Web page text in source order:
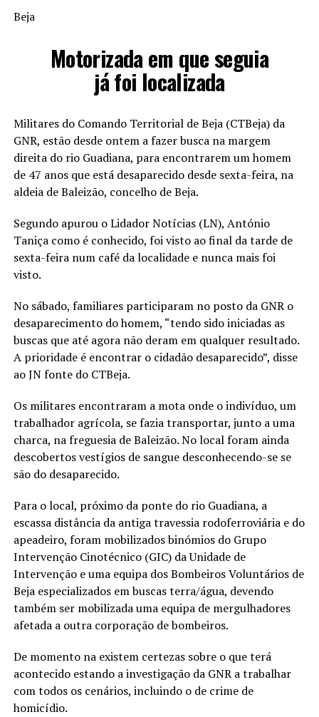
Beja
Motorizada em que seguia
já foi localizada
Militares do Comando Territorial de Beja (CTBeja) da
GNR, estão desde ontem a fazer busca na margem
direita do rio Guadiana, para encontrarem um homem
de 47 anos que está desaparecido desde sexta-feira, na
aldeia de Baleizão, concelho de Beja.
Segundo apurou o Lidador Notícias (LN), António
Taniça como é conhecido, foi visto ao final da tarde de
sexta-feira num café da localidade e nunca mais foi
visto.
No sábado, familiares participaram no posto da GNR o
desaparecimento do homem, “tendo sido iniciadas as
buscas que até agora não deram em qualquer resultado.
A prioridade é encontrar o cidadão desaparecido”, disse
ao JN fonte do CTBeja.
Os militares encontraram a mota onde o indivíduo, um
trabalhador agrícola, se fazia transportar, junto a uma
charca, na freguesia de Baleizão. No local foram ainda
descobertos vestígios de sangue desconhecendo-se se
são do desaparecido.
Para o local, próximo da ponte do rio Guadiana, a
escassa distância da antiga travessia rodoferroviária e do
apeadeiro, foram mobilizados binómios do Grupo
Intervenção Cinotécnico (GIC) da Unidade de
Intervenção e uma equipa dos Bombeiros Voluntários de
Beja especializados em buscas terra/água, devendo
também ser mobilizada uma equipa de mergulhadores
afetada a outra corporação de bombeiros.
De momento na existem certezas sobre o que terá
acontecido estando a investigação da GNR a trabalhar
com todos os cenários, incluindo o de crime de
homicídio.